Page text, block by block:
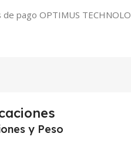
y Peso